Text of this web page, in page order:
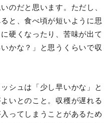
のだと思います。ただし、
と、食べ頃が短いように思
硬くなったり、苦味が出て
かな？」と思うくらいで収
シュは「少し早いかな」と
いとのこと。収穫が遅れる
ってしまうことがあるため